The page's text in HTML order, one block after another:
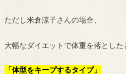
ただし米倉涼子さんの場合、
大幅なダイエットで体重を落とした
「体型をキープするタイプ」